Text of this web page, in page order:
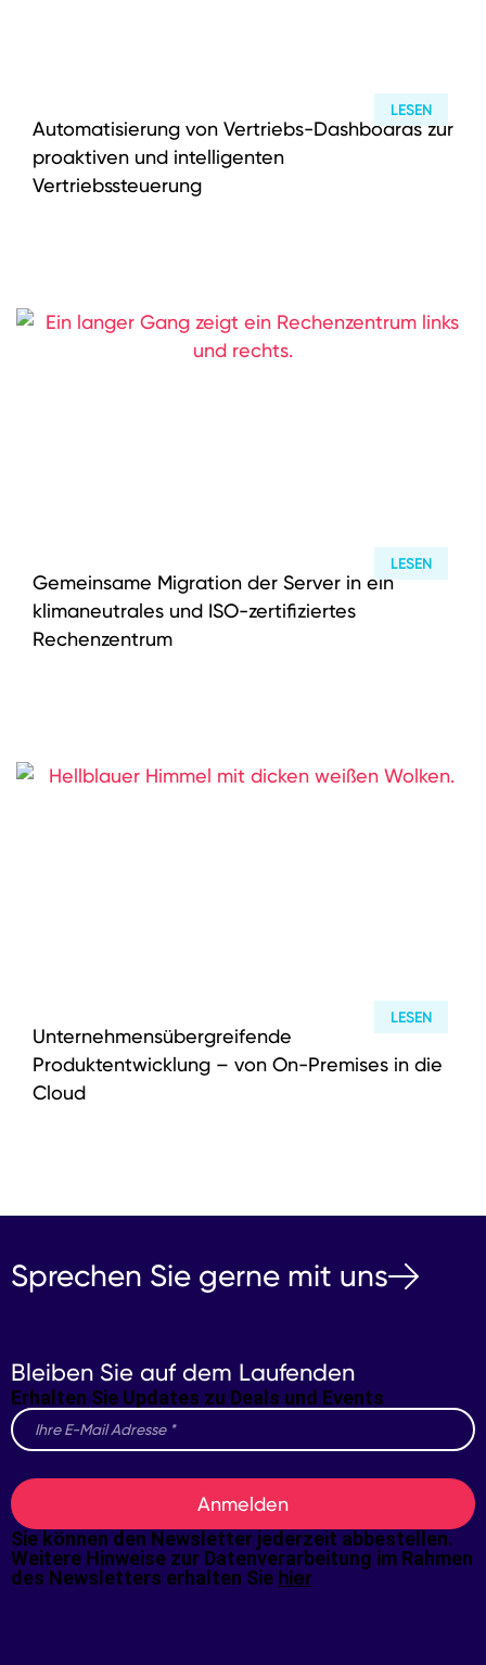
Wissen
News
YouTube
LESEN
Automatisierung von Vertriebs-Dashboards zur
proaktiven und intelligenten
Vertriebssteuerung
LESEN
Gemeinsame Migration der Server in ein
klimaneutrales und ISO-zertifiziertes
Rechenzentrum
LESEN
Unternehmensübergreifende
Produktentwicklung – von On-Premises in die
Cloud
Sprechen Sie gerne mit uns
Bleiben Sie auf dem Laufenden
Erhalten Sie Updates zu Deals und Events
Anmelden
Sie können den Newsletter jederzeit abbestellen.
Weitere Hinweise zur Datenverarbeitung im Rahmen
des Newsletters erhalten Sie hier